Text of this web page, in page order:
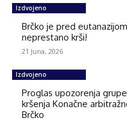
Izdvojeno
Brčko je pred
neprestano krši!
21 Juna, 2026
Izdvojeno
Proglas upozorenja
kršenja Konačne
Brčko